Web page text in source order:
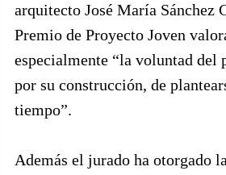
arquitecto José María Sánchez
Premio de Proyecto Joven
especialmente “la voluntad del
por su construcción, de
tiempo”.
Además el jurado ha otorgado